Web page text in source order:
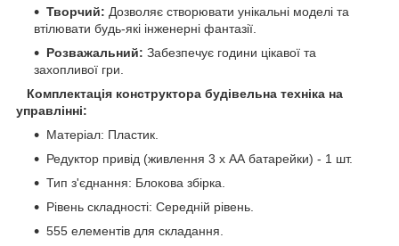
Творчий: Дозволяє створювати унікальні моделі та
втілювати будь-які інженерні фантазії.
Розважальний: Забезпечує години цікавої та
захопливої гри.
Комплектація конструктора будівельна техніка на
управлінні:
Матеріал: Пластик.
Редуктор привід (живлення 3 х АА батарейки) - 1 шт.
Тип з'єднання: Блокова збірка.
Рівень складності: Середній рівень.
555 елементів для складання.